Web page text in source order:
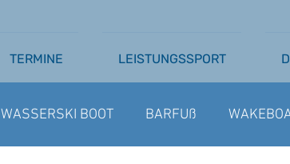
TERMINE LEISTUNGSSPORT
WASSERSKI BOOT BARFUß